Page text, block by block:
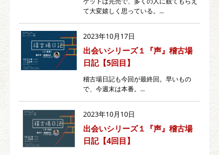
て大変嬉しく思っている。...
2023年10月17日
出会いシリーズ１『声』稽古場
日記【5回目】
稽古場日記も今回が最終回。早いもの
で、今週末は本番。...
2023年10月10日
出会いシリーズ１『声』稽古場
日記【4回目】